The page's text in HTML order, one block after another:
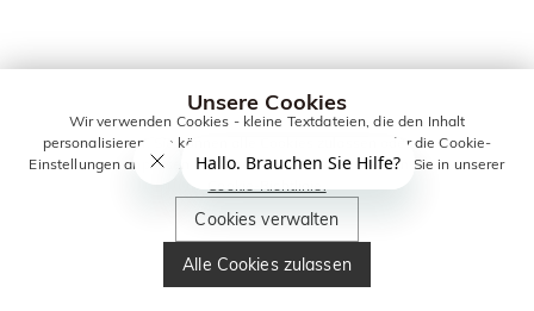
Unsere Cookies
Wir verwenden Cookies - kleine Textdateien, die den Inhalt
personalisieren. Sie können alle Cookies zulassen oder die Cookie-
Einstellungen anpassen. Weitere Informationen erhalten Sie in unserer
Cookie-Richtlinie.
Cookies verwalten
Alle Cookies zulassen